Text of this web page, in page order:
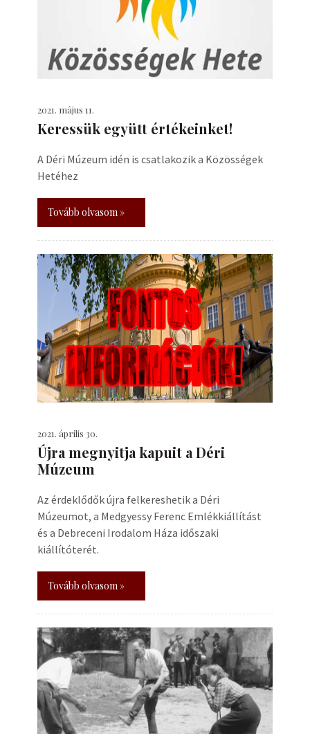
2021. május 11.
Keressük együtt értékeinket!
A Déri Múzeum idén is csatlakozik a Közösségek
Hetéhez
Tovább olvasom »
2021. április 30.
Újra megnyitja kapuit a Déri
Múzeum
Az érdeklődők újra felkereshetik a Déri
Múzeumot, a Medgyessy Ferenc Emlékkiállítást
és a Debreceni Irodalom Háza időszaki
kiállítóterét.
Tovább olvasom »